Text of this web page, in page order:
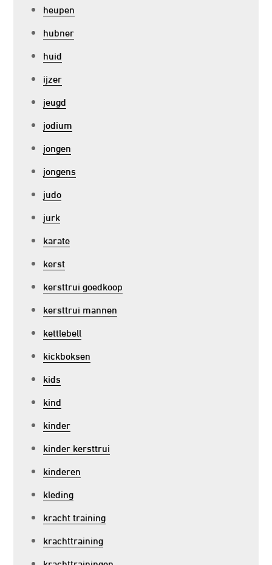
heupen
hubner
huid
ijzer
jeugd
jodium
jongen
jongens
judo
jurk
karate
kerst
kersttrui goedkoop
kersttrui mannen
kettlebell
kickboksen
kids
kind
kinder
kinder kersttrui
kinderen
kleding
kracht training
krachttraining